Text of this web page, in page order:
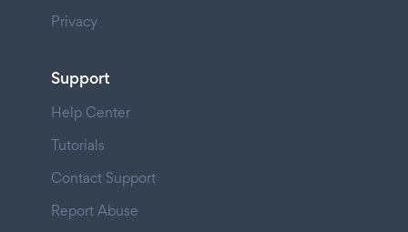
Privacy
Support
Help Center
Tutorials
Contact Support
Report Abuse